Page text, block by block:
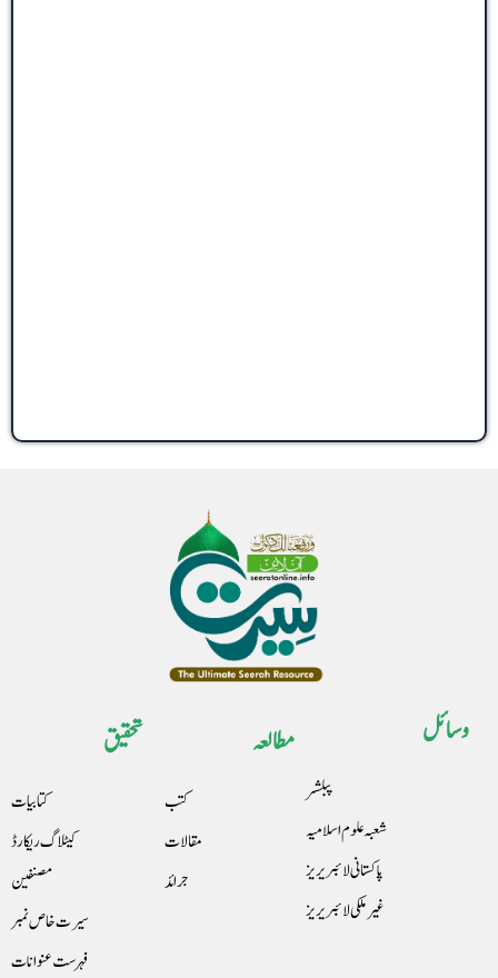
وسائل
پبلشر
شعبہ علوم اسلامیہ
پاکستانی لائبریریز
غیرملکی لائبریریز
مطالعہ
کتب
مقالات
جرائد
تحقیق
کتابیات
کیٹلاگ ریکارڈ
مصنفین
سیرت خاص نمبر
فہرست عنوانات